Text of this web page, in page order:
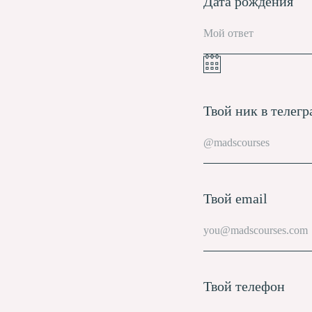
Твой ник в
Твой email
Твой телефон